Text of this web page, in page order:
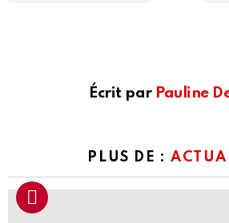
Écrit par Pauline
PLUS DE :